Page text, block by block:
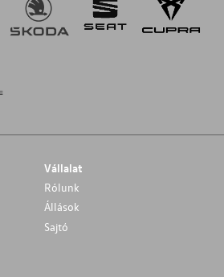
Vállalat
Rólunk
Állások
Sajtó